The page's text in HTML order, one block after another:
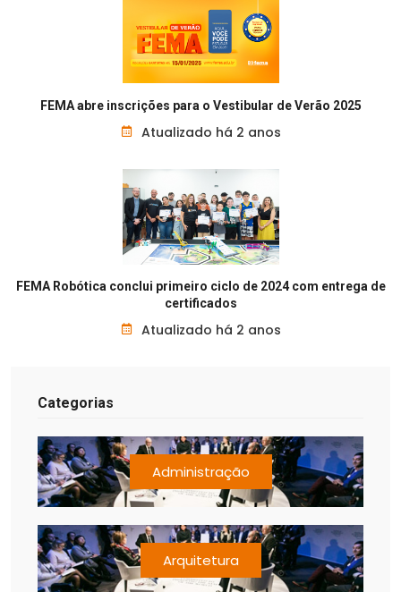
FEMA abre inscrições para o Vestibular de Verão 2025
Atualizado há 2 anos
FEMA Robótica conclui primeiro ciclo de 2024 com entrega de
certificados
Atualizado há 2 anos
Categorias
Administração
Arquitetura